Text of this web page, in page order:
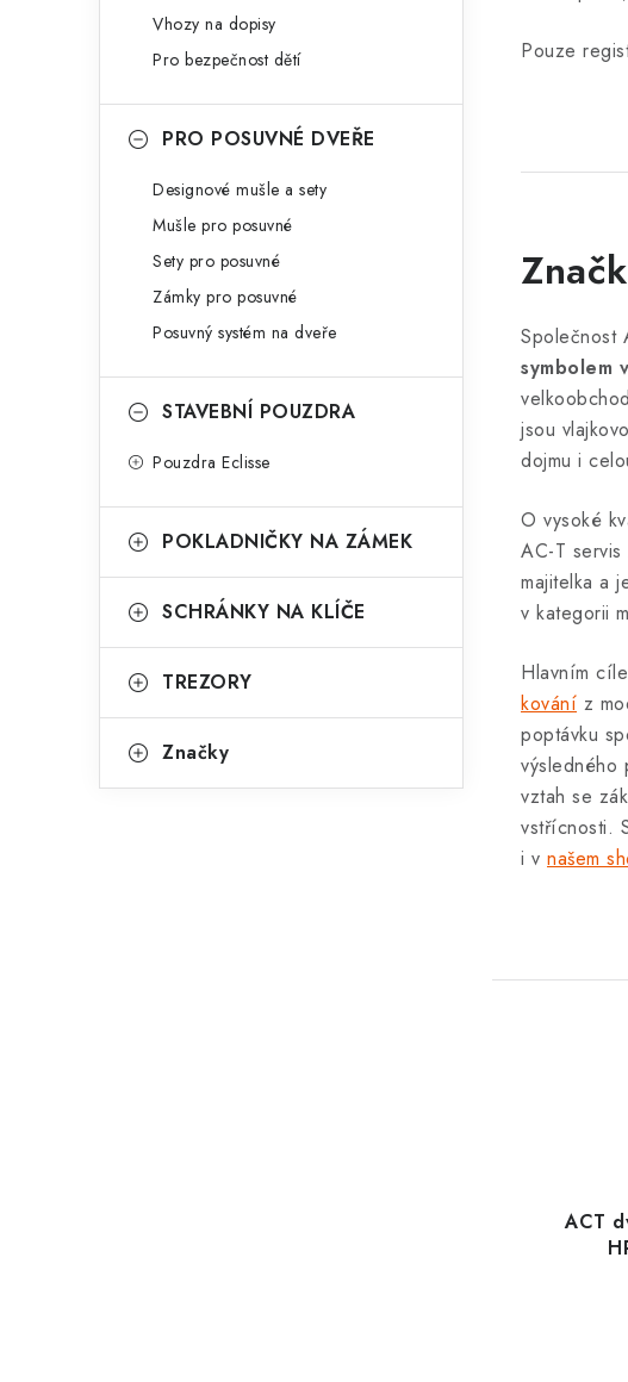
Vhozy na dopisy
Pro bezpečnost dětí
PRO POSUVNÉ DVEŘE
Designové mušle a sety
Mušle pro posuvné
Sety pro posuvné
Zámky pro posuvné
Posuvný systém na dveře
STAVEBNÍ POUZDRA
Pouzdra Eclisse
POKLADNIČKY NA ZÁMEK
SCHRÁNKY NA KLÍČE
TREZORY
Značky
Pouze
Společnost
symbolem
jsou
dojmu i
O vysoké
AC-T servis
majitelka a
v kategorii
Hlavním
kování z
poptávku
výsledného
vztah se
vstřícnosti.
i v našem
ACT